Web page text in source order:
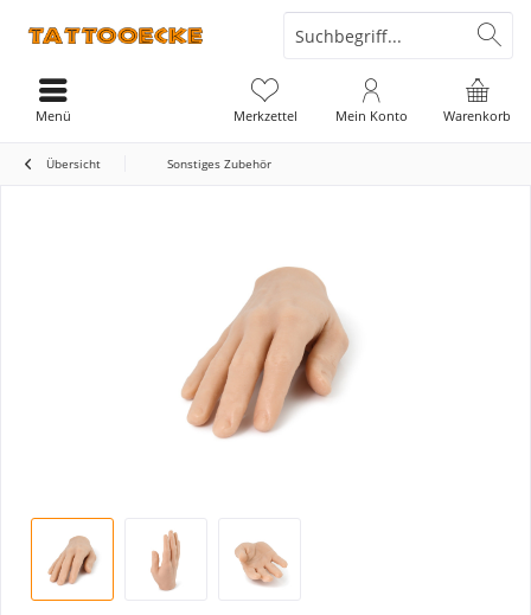
Warenkorb
Merkzettel Mein Konto
Menü
Übersicht Sonstiges Zubehör